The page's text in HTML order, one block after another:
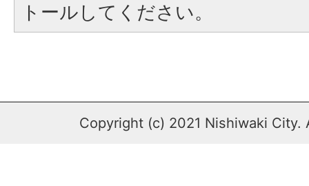
トールしてください。
Copyright (c) 2021 Nishiwaki City.